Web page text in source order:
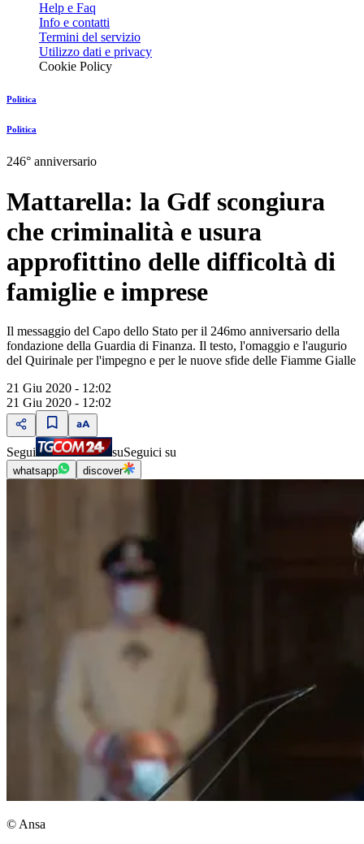
Help e Faq
Info e contatti
Termini del servizio
Utilizzo dati e privacy
Cookie Policy
Politica
Politica
246° anniversario
Mattarella: la Gdf scongiura
che criminalità e usura
approfittino delle difficoltà di
famiglie e imprese
Il messaggio del Capo dello Stato per il 246mo anniversario della
fondazione della Guardia di Finanza. Il testo, l'omaggio e l'augurio
del Quirinale per l'impegno e per le nuove sfide delle Fiamme Gialle
21 Giu 2020 - 12:02
21 Giu 2020 - 12:02
Segui suSeguici su
whatsapp discover
© Ansa